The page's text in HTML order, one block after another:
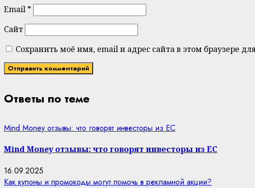
Email *
Сайт
Сохранить моё имя, email и адрес сайта в этом браузере
Ответы по теме
Mind Money отзывы: что говорят инвесторы из ЕС
Mind Money отзывы: что говорят инвесторы из ЕС
16.09.2025
Как купоны и промокоды могут помочь в рекламной акции?